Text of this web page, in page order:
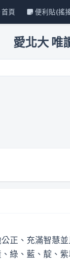
首頁 便利貼(搖
愛北大 唯
、充滿智慧並
、藍、靛、